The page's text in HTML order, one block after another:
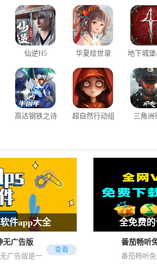
定九州
仙逆H5 华夏绘世录 地下城堡
与破碎
高达钢铁之诗 超自然行动组 三角洲
件app大全
app大全
多用户必备的软
无广告版
广告版是一
查看
全免费
全免费的音
听歌是现在很
番茄畅听
番茄畅听